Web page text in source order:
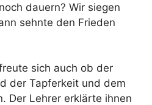
dauern? Wir siegen
sehnte den Frieden
sich auch ob der
der Tapferkeit und dem
Der Lehrer erklärte ihnen